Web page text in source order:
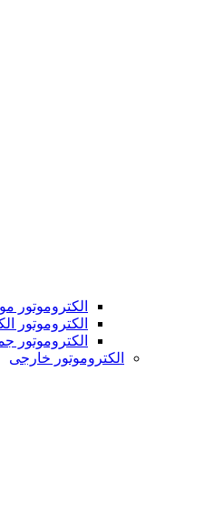
الکتروموتور
الکتروموتور
الکتروموتور
الکتروموتور خارجی